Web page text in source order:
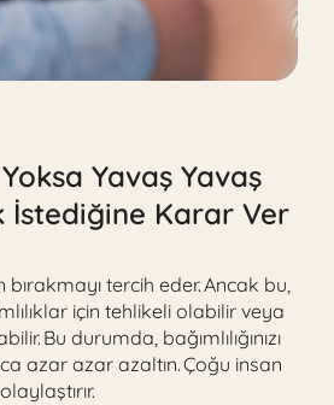
Yavaş Yavaş
İstediğine Karar Ver
bırakmayı tercih eder. Ancak bu,
için tehlikeli olabilir veya
Bu durumda, bağımlılığınızı
azar azar azaltın. Çoğu insan